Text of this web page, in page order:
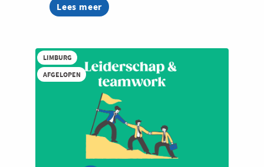
Lees meer
about
Masterclass
in
people
management
LIMBURG
AFGELOPEN